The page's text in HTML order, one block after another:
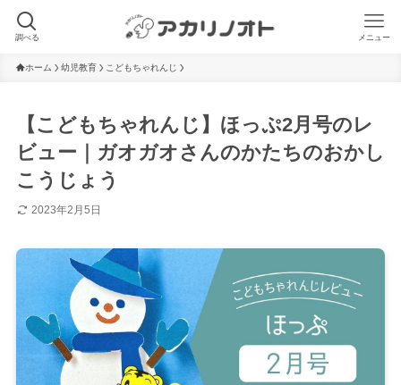
調べる メニュー
ホーム 幼児教育 こどもちゃれんじ
【こどもちゃれんじ】ほっぷ2月号のレ
ビュー｜ガオガオさんのかたちのおかし
こうじょう
2023年2月5日